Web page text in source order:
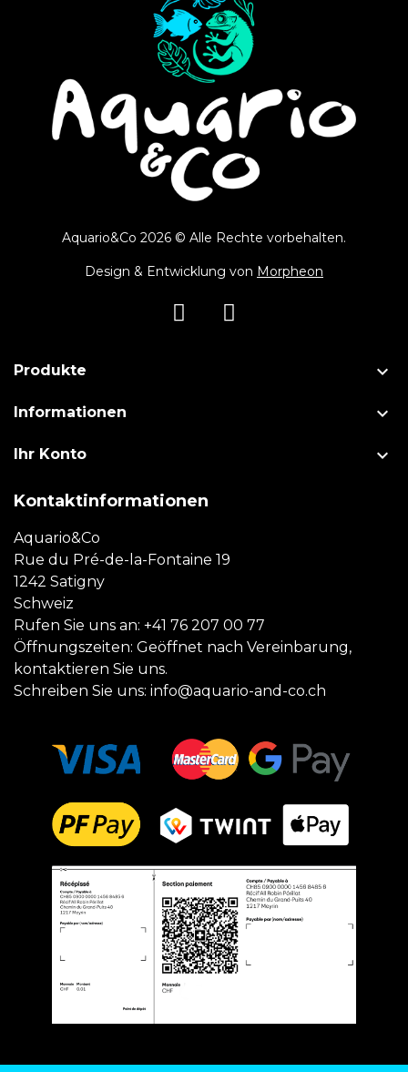
Aquario&Co 2026 © Alle Rechte vorbehalten.
Design & Entwicklung von Morpheon
Produkte 
Informationen 
Ihr Konto 
Kontaktinformationen
Aquario&Co
Rue du Pré-de-la-Fontaine 19
1242 Satigny
Schweiz
Rufen Sie uns an: +41 76 207 00 77
Öffnungszeiten: Geöffnet nach Vereinbarung,
kontaktieren Sie uns.
Schreiben Sie uns: info@aquario-and-co.ch